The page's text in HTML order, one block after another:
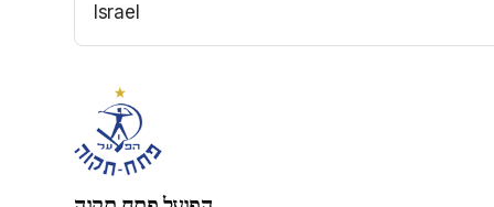
Israel
(opens in a new tab)